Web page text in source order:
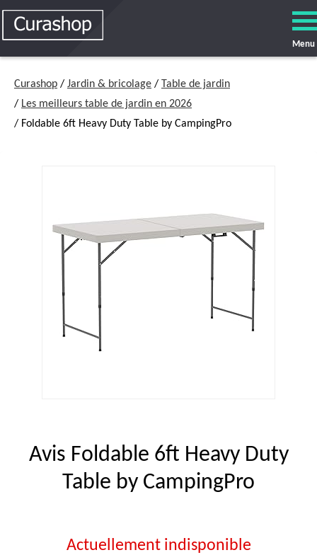
Menu
Curashop / Jardin & bricolage /
Table de jardin
/ Les meilleurs table de jardin en 2026
/ Foldable 6ft Heavy Duty Table by CampingPro
Avis Foldable 6ft Heavy Duty
Table by CampingPro
Actuellement indisponible